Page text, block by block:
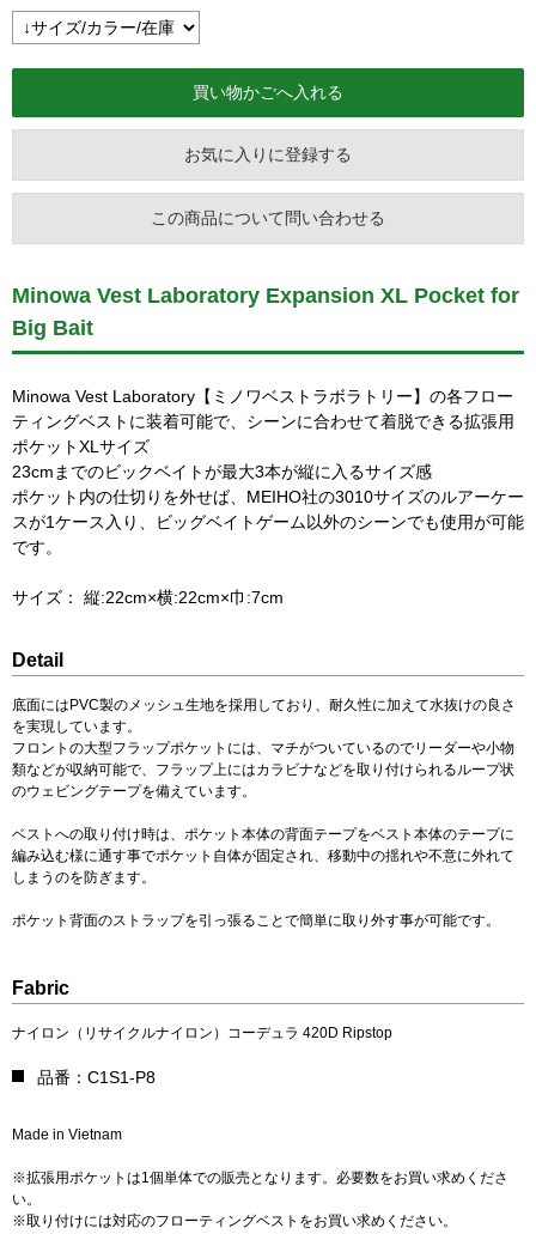
お気に入りに登録する
この商品について問い合わせる
Minowa Vest Laboratory Expansion XL Pocket for
Big Bait
Minowa Vest Laboratory【ミノワベストラボラトリー】の各フロー
ティングベストに装着可能で、シーンに合わせて着脱できる拡張用
ポケットXLサイズ
23cmまでのビックベイトが最大3本が縦に入るサイズ感
ポケット内の仕切りを外せば、MEIHO社の3010サイズのルアーケー
スが1ケース入り、ビッグベイトゲーム以外のシーンでも使用が可能
です。
サイズ： 縦:22cm×横:22cm×巾:7cm
Detail
底面にはPVC製のメッシュ生地を採用しており、耐久性に加えて水抜けの良さ
を実現しています。
フロントの大型フラップポケットには、マチがついているのでリーダーや小物
類などが収納可能で、フラップ上にはカラビナなどを取り付けられるループ状
のウェビングテープを備えています。
ベストへの取り付け時は、ポケット本体の背面テープをベスト本体のテープに
編み込む様に通す事でポケット自体が固定され、移動中の揺れや不意に外れて
しまうのを防ぎます。
ポケット背面のストラップを引っ張ることで簡単に取り外す事が可能です。
Fabric
ナイロン（リサイクルナイロン）コーデュラ 420D Ripstop
品番：C1S1-P8
Made in Vietnam
※拡張用ポケットは1個単体での販売となります。必要数をお買い求めくださ
い。
※取り付けには対応のフローティングベストをお買い求めください。